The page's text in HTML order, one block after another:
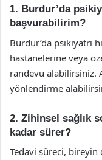
1. Burdur’da
başvurabilirim?
Burdur’da psikiyatri
hastanelerine veya
randevu alabilirsiniz.
yönlendirme
2. Zihinsel sağlık
kadar sürer?
Tedavi süreci,